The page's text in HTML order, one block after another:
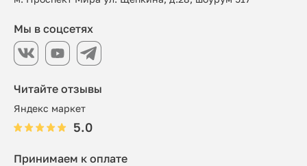
Читайте отзывы
Яндекс маркет
5.0
Принимаем к оплате
Мы в соцсетях